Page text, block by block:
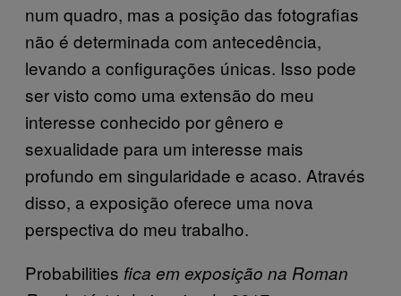
num quadro, mas a posição das fotografias
não é determinada com antecedência,
levando a configurações únicas. Isso pode
ser visto como uma extensão do meu
interesse conhecido por gênero e
sexualidade para um interesse mais
profundo em singularidade e acaso. Através
disso, a exposição oferece uma nova
perspectiva do meu trabalho.
Probabilities fica em exposição na Roman